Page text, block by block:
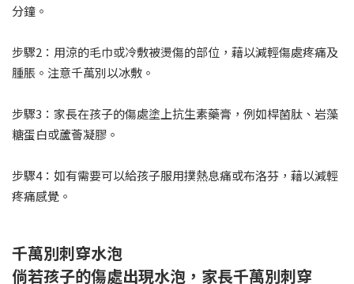
分鐘。
步驟2：用涼的毛巾或冷敷被燙傷的部位，藉以減輕傷處疼痛及
腫脹。注意千萬別以冰敷。
步驟3：家長在孩子的傷處塗上抗生素藥膏，例如桿菌肽、岩藻
糖蛋白或蘆薈凝膠。
步驟4：如有需要可以給孩子服用撲熱息痛或布洛芬，藉以減輕
疼痛感覺。
千萬別刺穿水泡
倘若孩子的傷處出現水泡，家長千萬別刺穿